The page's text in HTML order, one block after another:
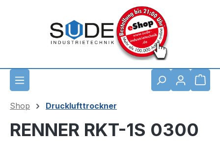
Shop Drucklufttrockner
RENNER RKT-1S 0300